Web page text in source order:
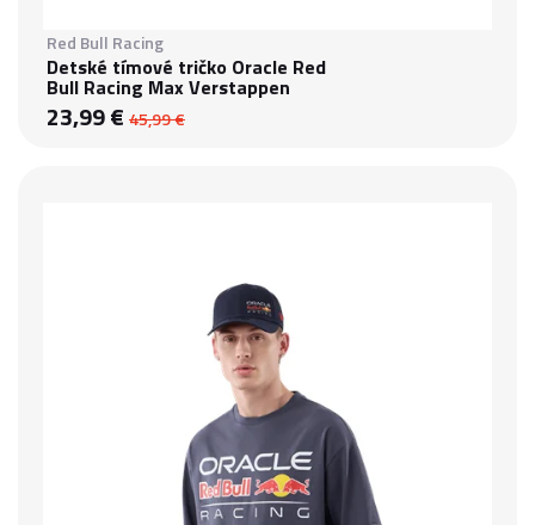
Red Bull Racing
Detské tímové tričko Oracle Red
Bull Racing Max Verstappen
23,99 € 45,99 €